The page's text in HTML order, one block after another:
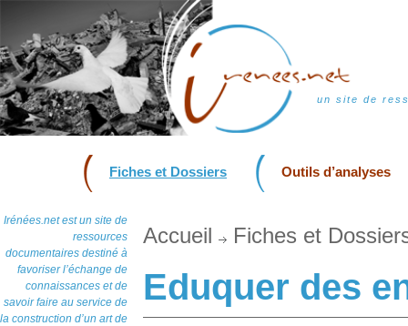
un site de
Fiches et Dossiers Outils d’analyses
Irénées.net est un site de
ressources
documentaires destiné à
favoriser l’échange de
connaissances et de
savoir faire au service de
la construction d’un art de
Accueil Fiches et
Eduquer des